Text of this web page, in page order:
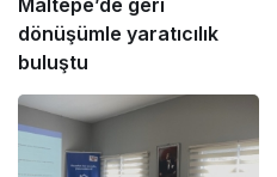
dönüşümle yaratıcılık
buluştu